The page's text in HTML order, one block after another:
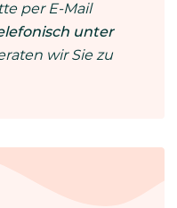
per E-Mail
unter
wir Sie zu